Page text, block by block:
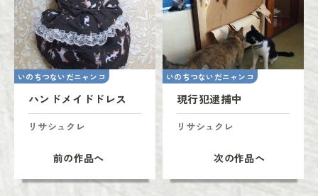
いのちつないだニャンコ
ハンドメイドドレス
リサシュクレ
前の作品へ
いのちつないだニャンコ
現行犯逮捕中
リサシュクレ
次の作品へ